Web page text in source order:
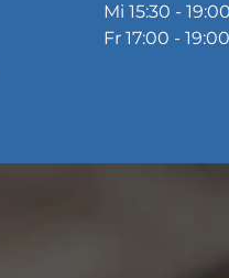
Mi 15:30 -
Fr 17:00 -